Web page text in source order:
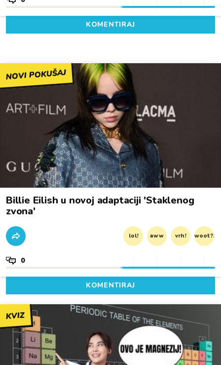
KOMENTIRAJ
NOVI POKUŠAJ
Billie Eilish u novoj adaptaciji 'Staklenog
zvona'
lol! aww vrh! woot?!
0
KOMENTIRAJ
KVIZ